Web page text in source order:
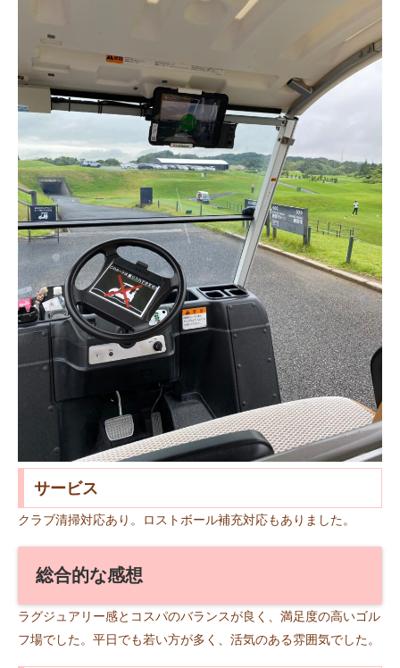
サービス
クラブ清掃対応あり。ロストボール補充対応もありました。
総合的な感想
ラグジュアリー感とコスパのバランスが良く、満足度の高いゴル
フ場でした。平日でも若い方が多く、活気のある雰囲気でした。